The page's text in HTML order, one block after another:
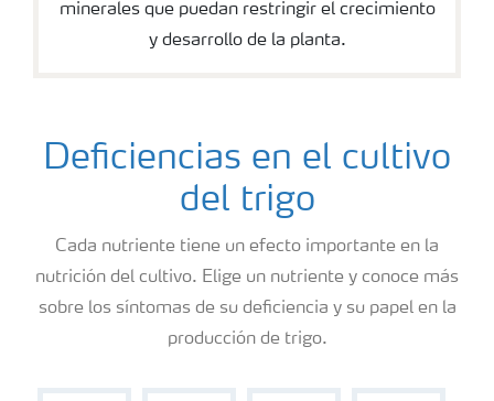
minerales que puedan restringir el crecimiento
y desarrollo de la planta.
Deficiencias en el cultivo
del trigo
Cada nutriente tiene un efecto importante en la
nutrición del cultivo. Elige un nutriente y conoce más
sobre los síntomas de su deficiencia y su papel en la
producción de trigo.